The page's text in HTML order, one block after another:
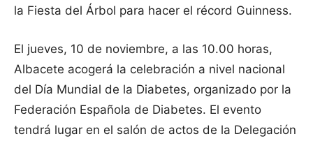
la Fiesta del Árbol para hacer el récord Guinness.
El jueves, 10 de noviembre, a las 10.00 horas,
Albacete acogerá la celebración a nivel nacional
del Día Mundial de la Diabetes, organizado por la
Federación Española de Diabetes. El evento
tendrá lugar en el salón de actos de la Delegación